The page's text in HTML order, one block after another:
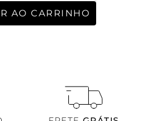
AO CARRINHO